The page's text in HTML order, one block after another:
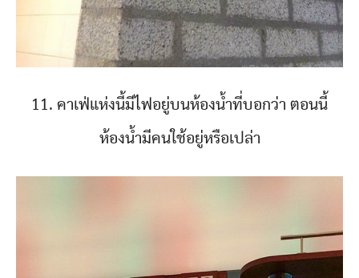
11. คาเฟ่แห่งนี้มีไฟอยู่บนห้องน้ำที่บอกว่า ตอนนี้
ห้องน้ำมีคนใช้อยู่หรือเปล่า